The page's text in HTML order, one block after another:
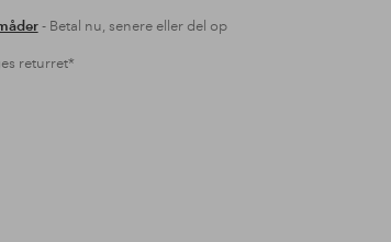
- Betal nu, senere eller del op
returret*